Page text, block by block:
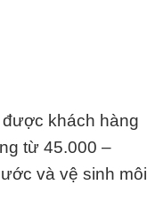
khách hàng
từ 45.000 –
và vệ sinh môi